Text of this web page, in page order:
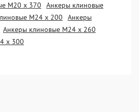
М20 х 370
Анкеры клиновые
М24 х 200
Анкеры
Анкеры клиновые М24 х 260
х 300